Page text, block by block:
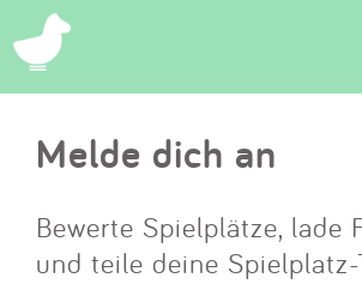
Suchen
Eintragen
App
Melde dich an
Bewerte Spielplätze, lade
und teile deine Spielplatz-